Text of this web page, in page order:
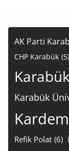
AK Parti
CHP Karabük (5)
Karabük
Refik Polat (6)